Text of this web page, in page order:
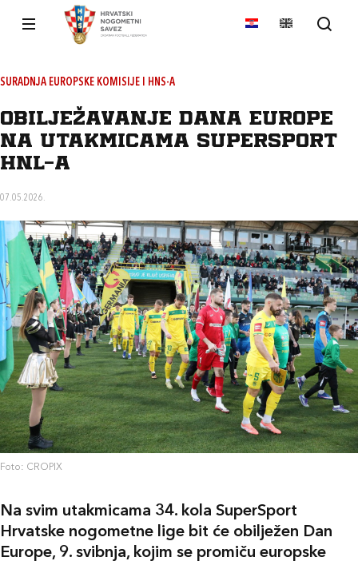
SURADNJA EUROPSKE KOMISIJE I HNS-A
Obilježavanje Dana Europe
na utakmicama SuperSport
HNL-a
07.05.2026.
Foto: CROPIX
Na svim utakmicama 34. kola SuperSport
Hrvatske nogometne lige bit će obilježen Dan
Europe, 9. svibnja, kojim se promiču europske